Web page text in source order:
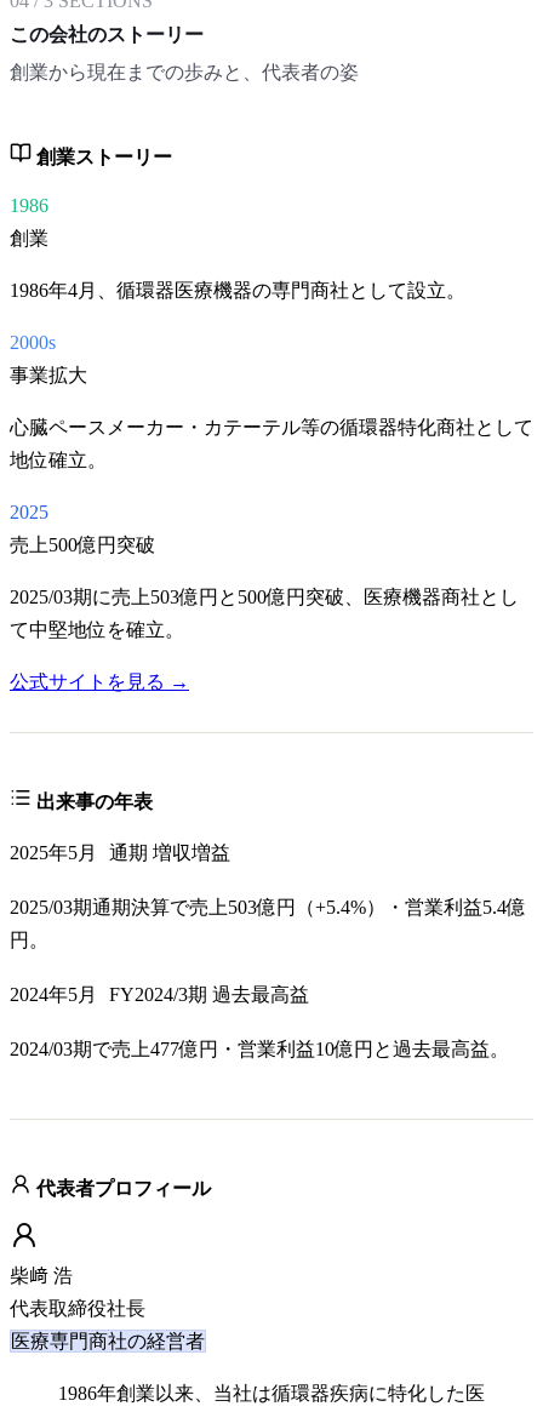
この会社のストーリー
創業から現在までの歩みと、代表者の姿
創業ストーリー
1986
創業
1986年4月、循環器医療機器の専門商社として設立。
2000s
事業拡大
心臓ペースメーカー・カテーテル等の循環器特化商社として
地位確立。
2025
売上500億円突破
2025/03期に売上503億円と500億円突破、医療機器商社とし
て中堅地位を確立。
公式サイトを見る →
出来事の年表
2025年5月 通期 増収増益
2025/03期通期決算で売上503億円（+5.4%）・営業利益5.4億
円。
2024年5月 FY2024/3期 過去最高益
2024/03期で売上477億円・営業利益10億円と過去最高益。
代表者プロフィール
柴﨑 浩
代表取締役社長
医療専門商社の経営者
1986年創業以来、当社は循環器疾病に特化した医